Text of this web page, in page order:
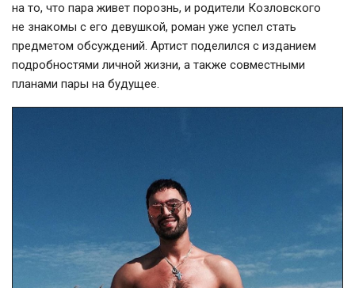
на то, что пара живет порознь, и родители Козловского
не знакомы с его девушкой, роман уже успел стать
предметом обсуждений. Артист поделился с изданием
подробностями личной жизни, а также совместными
планами пары на будущее.